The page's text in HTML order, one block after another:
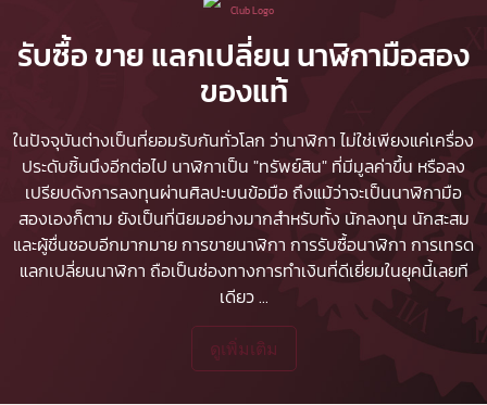
รับซื้อ ขาย แลกเปลี่ยน นาฬิกามือสอง
ของแท้
ในปัจจุบันต่างเป็นที่ยอมรับกันทั่วโลก ว่านาฬิกา ไม่ใช่เพียงแค่เครื่อง
ประดับชิ้นนึงอีกต่อไป นาฬิกาเป็น "ทรัพย์สิน" ที่มีมูลค่าขึ้น หรือลง
เปรียบดังการลงทุนผ่านศิลปะบนข้อมือ ถึงแม้ว่าจะเป็นนาฬิกามือ
สองเองก็ตาม ยังเป็นที่นิยมอย่างมากสำหรับทั้ง นักลงทุน นักสะสม
และผู้ชื่นชอบอีกมากมายการขายนาฬิกา การรับซื้อนาฬิกา การเทรด
แลกเปลี่ยนนาฬิกา ถือเป็นช่องทางการทำเงินที่ดีเยี่ยมในยุคนี้เลยที
เดียว...
ดูเพิ่มเติม